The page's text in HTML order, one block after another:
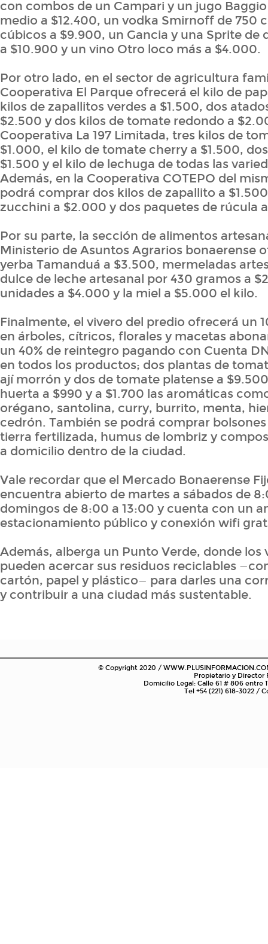
con combos de un Campari y un jugo
medio a $12.400, un vodka Smirnoff de 750
cúbicos a $9.900, un Gancia y una Sprite de
a $10.900 y un vino Otro loco más a $4.000.
Por otro lado, en el sector de agricultura
Cooperativa El Parque ofrecerá el kilo de
kilos de zapallitos verdes a $1.500, dos
$2.500 y dos kilos de tomate redondo a
Cooperativa La 197 Limitada, tres kilos de
$1.000, el kilo de tomate cherry a $1.500,
$1.500 y el kilo de lechuga de todas las
Además, en la Cooperativa COTEPO del
podrá comprar dos kilos de zapallito a
zucchini a $2.000 y dos paquetes de rúcula
Por su parte, la sección de alimentos
Ministerio de Asuntos Agrarios bonaerense
yerba Tamanduá a $3.500, mermeladas
dulce de leche artesanal por 430 gramos a
unidades a $4.000 y la miel a $5.000 el kilo.
Finalmente, el vivero del predio ofrecerá un
en árboles, cítricos, florales y macetas
un 40% de reintegro pagando con Cuenta
en todos los productos; dos plantas de
ají morrón y dos de tomate platense a
huerta a $990 y a $1.700 las aromáticas
orégano, santolina, curry, burrito, menta,
cedrón. También se podrá comprar
tierra fertilizada, humus de lombriz y
a domicilio dentro de la ciudad.
Vale recordar que el Mercado Bonaerense
encuentra abierto de martes a sábados de
domingos de 8:00 a 13:00 y cuenta con un
estacionamiento público y conexión wifi
Además, alberga un Punto Verde, donde los
pueden acercar sus residuos reciclables
cartón, papel y plástico— para darles una
y contribuir a una ciudad más sustentable.
© Copyright 2020 /
Propietario y Director
Domicilio Legal: Calle 61 # 806 entre
Tel +54 (221) 618-3022 /